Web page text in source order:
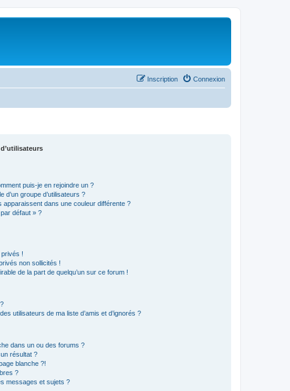
Connexion
Inscription
puis-je en rejoindre un ?
d’un groupe d’utilisateurs ?
apparaissent dans une couleur différente ?
par défaut » ?
!
non sollicités !
de la part de quelqu’un sur ce forum !
utilisateurs de ma liste d’amis et d’ignorés ?
dans un ou des forums ?
résultat ?
blanche ?!
?
messages et sujets ?